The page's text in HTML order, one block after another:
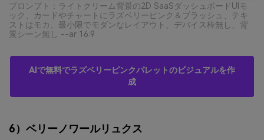
プロンプト：ライトクリーム背景の2D SaaSダッシュボードUIモ
ック、カードやチャートにラズベリーピンク＆ブラッシュ、テキ
ストはモカ、最小限でモダンなレイアウト、デバイス枠無し、背
景シーン無し --ar 16:9
AIで無料でラズベリーピンクパレットのビジュアルを作
成
6）ベリーノワールリュクス